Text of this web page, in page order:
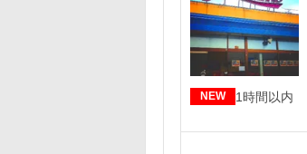
NEW 1時間以内